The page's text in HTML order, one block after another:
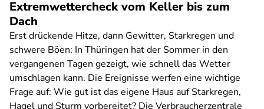
Extremwettercheck vom Keller bis zum
Dach
Erst drückende Hitze, dann Gewitter, Starkregen und
schwere Böen: In Thüringen hat der Sommer in den
vergangenen Tagen gezeigt, wie schnell das Wetter
umschlagen kann. Die Ereignisse werfen eine wichtige
Frage auf: Wie gut ist das eigene Haus auf Starkregen,
Hagel und Sturm vorbereitet? Die Verbraucherzentrale